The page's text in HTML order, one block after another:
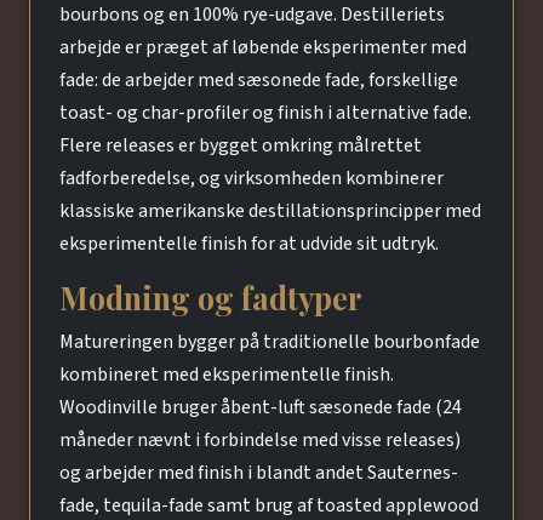
bourbons og en 100% rye-udgave. Destilleriets
arbejde er præget af løbende eksperimenter med
fade: de arbejder med sæsonede fade, forskellige
toast- og char-profiler og finish i alternative fade.
Flere releases er bygget omkring målrettet
fadforberedelse, og virksomheden kombinerer
klassiske amerikanske destillationsprincipper med
eksperimentelle finish for at udvide sit udtryk.
Modning og fadtyper
Matureringen bygger på traditionelle bourbonfade
kombineret med eksperimentelle finish.
Woodinville bruger åbent-luft sæsonede fade (24
måneder nævnt i forbindelse med visse releases)
og arbejder med finish i blandt andet Sauternes-
fade, tequila-fade samt brug af toasted applewood